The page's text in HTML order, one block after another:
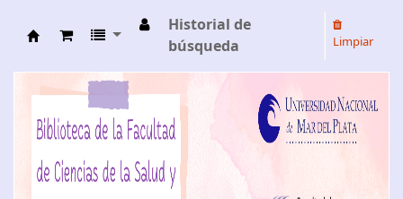
Biblioteca de la Facultad Ciencias de la
Historial de
búsqueda
Limpiar